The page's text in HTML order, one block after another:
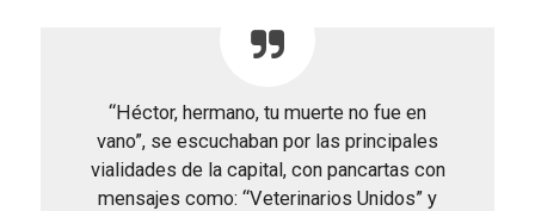
“Héctor, hermano, tu muerte no fue en
vano”, se escuchaban por las principales
vialidades de la capital, con pancartas con
mensajes como: “Veterinarios Unidos” y